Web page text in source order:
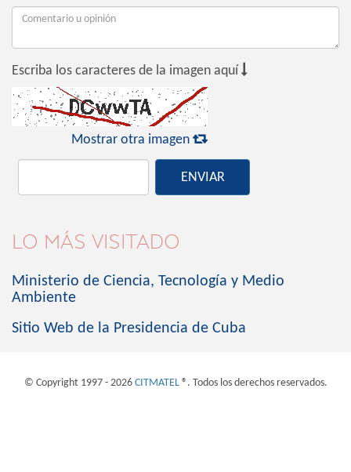
Escriba los caracteres de la imagen aquí 
Mostrar otra imagen 
ENVIAR
LO MÁS VISITADO
Ministerio de Ciencia, Tecnología y Medio
Ambiente
Sitio Web de la Presidencia de Cuba
© Copyright 1997 - 2026 CITMATEL®. Todos los derechos reservados.